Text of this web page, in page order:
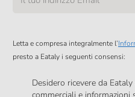
Letta e compresa integralmente l’
presto a Eataly i seguenti consensi:
Desidero ricevere da